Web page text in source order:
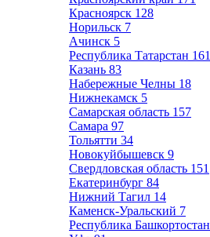
Красноярск 128
Норильск 7
Ачинск 5
Республика Татарстан 161
Казань 83
Набережные Челны 18
Нижнекамск 5
Самарская область 157
Самара 97
Тольятти 34
Новокуйбышевск 9
Свердловская область 151
Екатеринбург 84
Нижний Тагил 14
Каменск-Уральский 7
Республика Башкортостан